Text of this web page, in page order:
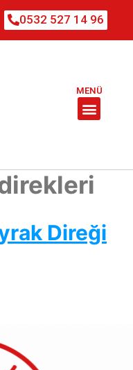
0532 527 14 96
MENÜ
Direği